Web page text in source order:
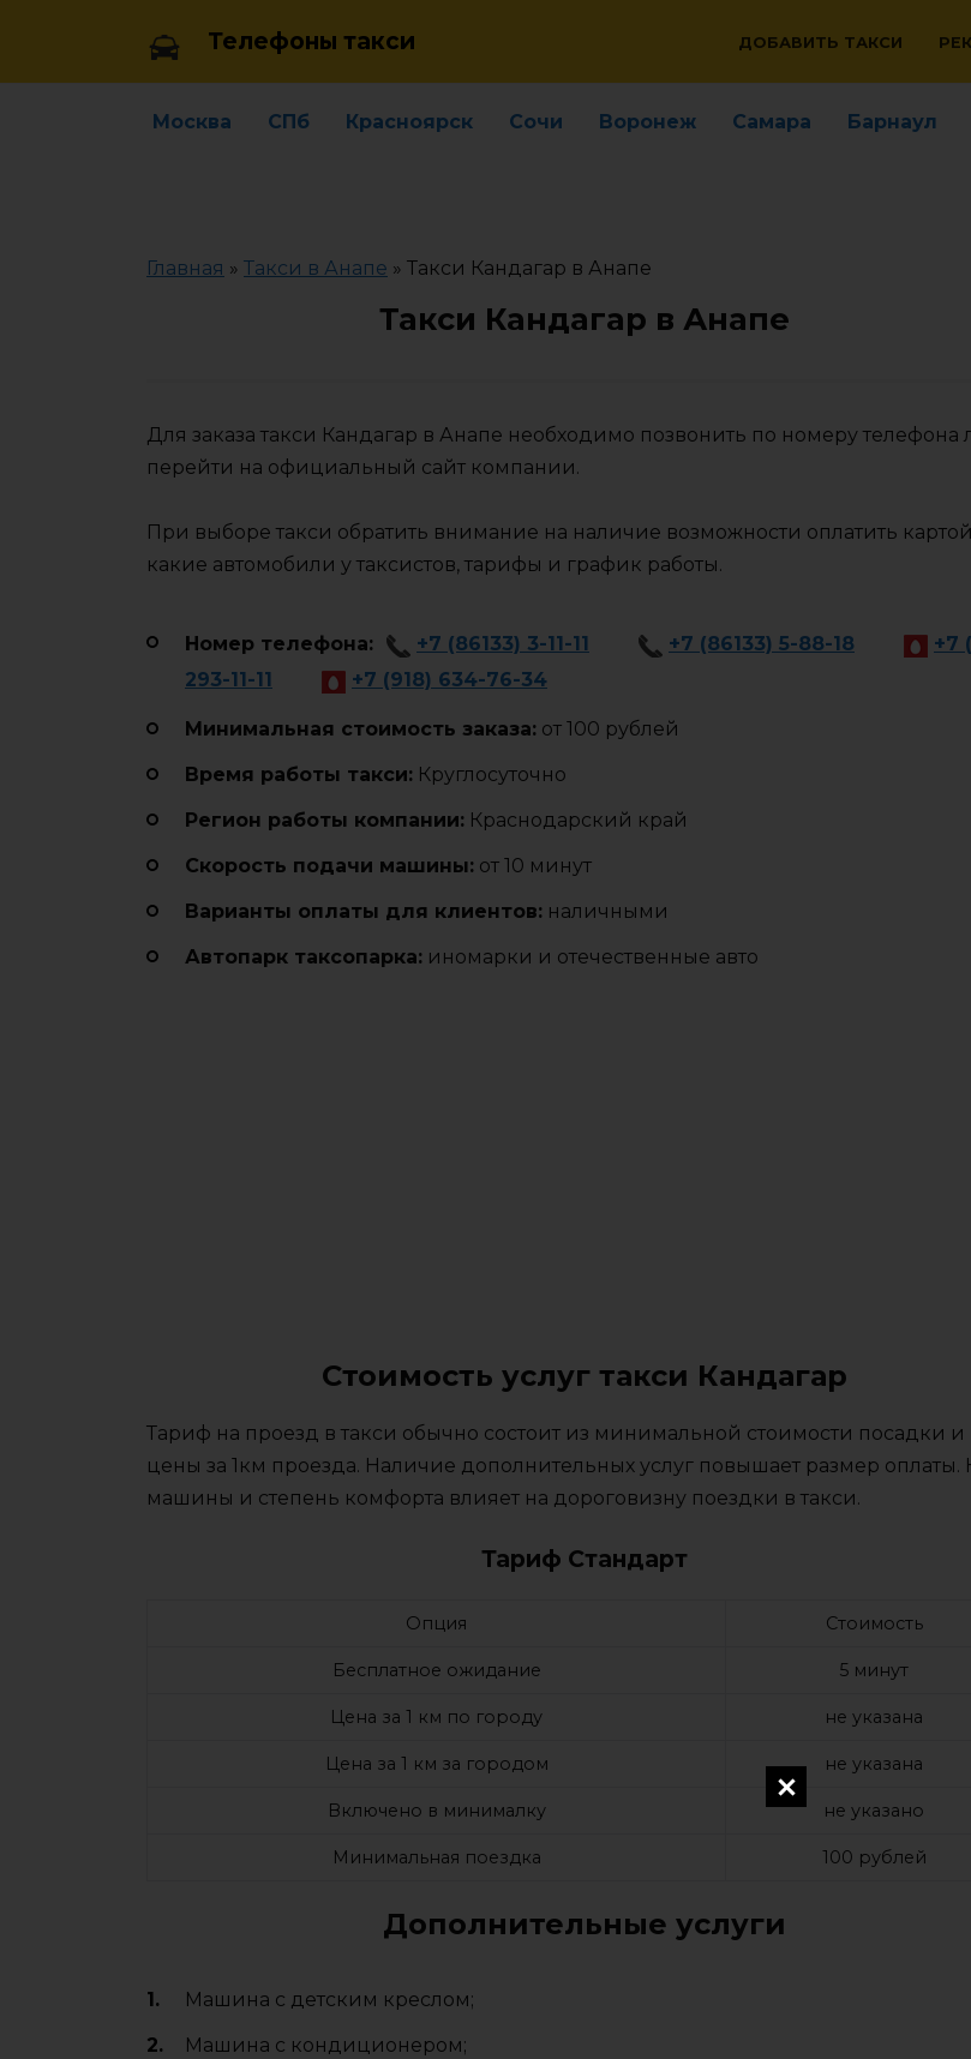
Телефоны такси ДОБАВИТЬ ТАКСИ
Москва СПб Красноярск Сочи Воронеж Самара Барнаул
Главная » Такси в Анапе » Такси Кандагар в Анапе
Такси Кандагар в Анапе
Для заказа такси Кандагар в Анапе необходимо позвонить по номеру телефона
перейти на официальный сайт компании.
При выборе такси обратить внимание на наличие возможности оплатить
какие автомобили у таксистов, тарифы и график работы.
Номер телефона: +7 (86133) 3-11-11 +7 (86133) 5-88-18
+7
293-11-11
+7 (918) 634-76-34
Минимальная стоимость заказа: от 100 рублей
Время работы такси: Круглосуточно
Регион работы компании: Краснодарский край
Cкорость подачи машины: от 10 минут
Варианты оплаты для клиентов: наличными
Автопарк таксопарка: иномарки и отечественные авто
Стоимость услуг такси Кандагар
Тариф на проезд в такси обычно состоит из минимальной стоимости посадки и
цены за 1км проезда. Наличие дополнительных услуг повышает размер оплаты.
машины и степень комфорта влияет на дороговизну поездки в такси.
Тариф Стандарт
Опция Стоимость
Бесплатное ожидание 5 минут
Цена за 1 км по городу не указана
Цена за 1 км за городом не указана
Включено в минималку не указано
Минимальная поездка 100 рублей
Дополнительные услуги
Машина с детским креслом;
Машина с кондиционером;